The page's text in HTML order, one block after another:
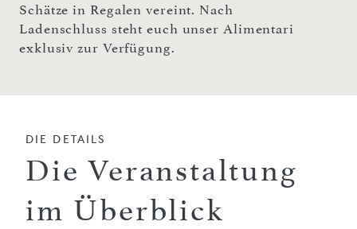
Schätze in Regalen vereint. Nach
Ladenschluss steht euch unser Alimentari
exklusiv zur Verfügung.
DIE DETAILS
Die Veranstaltung
im Überblick